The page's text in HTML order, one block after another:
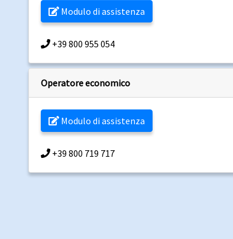
Modulo di assistenza
+39 800 955 054
Operatore economico
Modulo di assistenza
+39 800 719 717